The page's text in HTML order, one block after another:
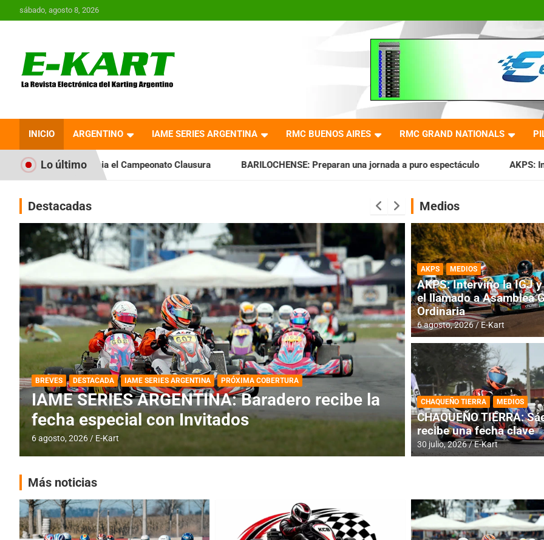
al
sábado, agosto 8, 2026
Revista Electrónica del
Karting en Argentina
INICIO ARGENTINO IAME SERIES ARGENTINA RMC BUENOS AIRES RMC GRAND NATIONALS
Lo último
Campeonato Clausura BARILOCHENSE: Preparan una jornada a puro espectáculo AKPS: Intervino la IGJ y oficializó
Destacadas
DESTACADA IAME SERIES ARGENTINA
IAME SERIES ARGENTINA: Horarios para la
fecha con Invitados
4 agosto, 2026 E-Kart
DESTACADA INFORME CENTRAL
RMC BUENOS
histórica en
4 agosto, 2026 E-Kart
Medios
AKPS MEDIOS
AKPS: Intervino la IGJ
el llamado a Asamblea
Ordinaria
6 agosto, 2026 E-Kart
CHAQUEÑO TIERRA MEDIOS
CHAQUEÑO TIERRA:
recibe una fecha clave
30 julio, 2026 E-Kart
Más noticias